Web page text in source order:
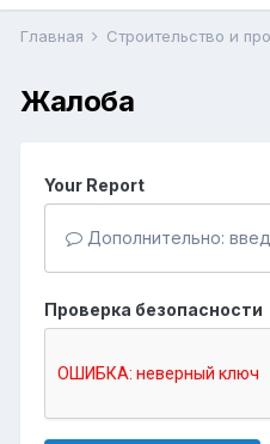
Главная Строительство и
Жалоба
Your Report
Дополнительно:
Проверка безопасности